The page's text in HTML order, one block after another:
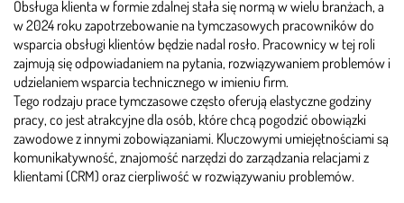
Obsługa klienta w formie zdalnej stała się normą w wielu branżach, a
w 2024 roku zapotrzebowanie na tymczasowych pracowników do
wsparcia obsługi klientów będzie nadal rosło. Pracownicy w tej roli
zajmują się odpowiadaniem na pytania, rozwiązywaniem problemów i
udzielaniem wsparcia technicznego w imieniu firm.
Tego rodzaju prace tymczasowe często oferują elastyczne godziny
pracy, co jest atrakcyjne dla osób, które chcą pogodzić obowiązki
zawodowe z innymi zobowiązaniami. Kluczowymi umiejętnościami są
komunikatywność, znajomość narzędzi do zarządzania relacjami z
klientami (CRM) oraz cierpliwość w rozwiązywaniu problemów.